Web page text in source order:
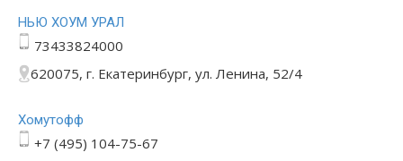
НЬЮ ХОУМ УРАЛ
73433824000
620075, г. Екатеринбург, ул. Ленина, 52/4
Хомутофф
+7 (495) 104-75-67